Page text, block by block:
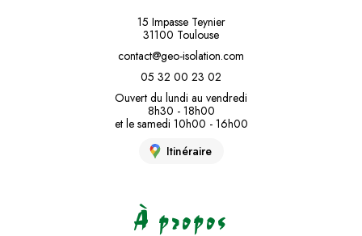
15 Impasse Teynier
31100 Toulouse
contact@geo-isolation.com
05 32 00 23 02
Ouvert du lundi au vendredi
8h30 - 18h00
et le samedi 10h00 - 16h00
Itinéraire
À propos